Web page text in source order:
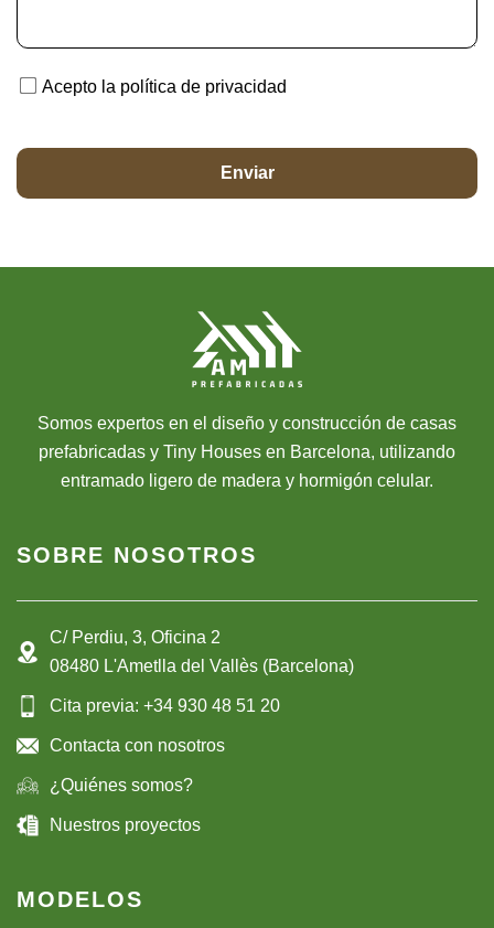
Acepto la política de privacidad
Somos expertos en el diseño y construcción de casas
prefabricadas y Tiny Houses en Barcelona, utilizando
entramado ligero de madera y hormigón celular.
SOBRE NOSOTROS
C/ Perdiu, 3, Oficina 2
08480 L'Ametlla del Vallès (Barcelona)
Cita previa: +34 930 48 51 20
Contacta con nosotros
¿Quiénes somos?
Nuestros proyectos
MODELOS